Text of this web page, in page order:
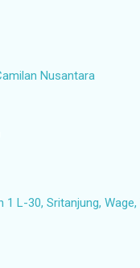
Nusantara
1 L-30, Sritanjung,